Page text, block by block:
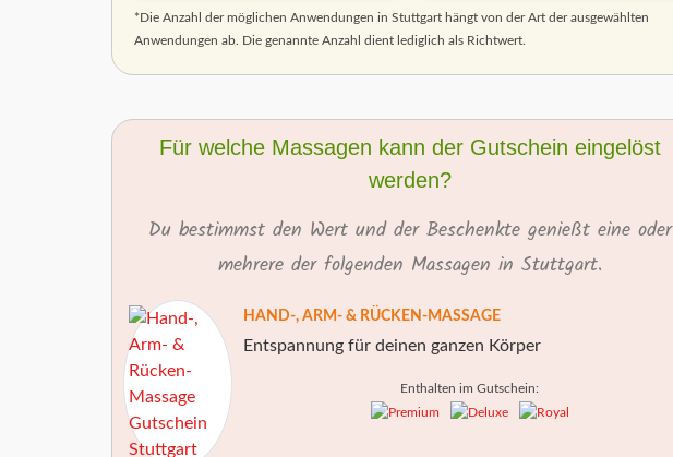
*Die Anzahl der möglichen Anwendungen in Stuttgart hängt von der Art der ausgewählten
Anwendungen ab. Die genannte Anzahl dient lediglich als Richtwert.
Für welche Massagen kann der Gutschein eingelöst
werden?
Du bestimmst den Wert und der Beschenkte genießt eine oder
mehrere der folgenden Massagen in Stuttgart.
HAND-, ARM- & RÜCKEN-MASSAGE
Entspannung für deinen ganzen Körper
Enthalten im Gutschein: